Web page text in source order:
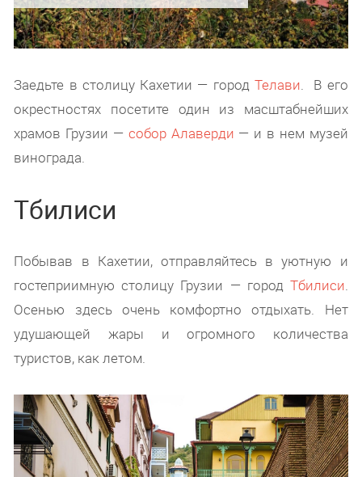
Заедьте в столицу Кахетии — город Телави . В его
окрестностях посетите один из масштабнейших
храмов Грузии — собор Алаверди — и в нем музей
винограда.
Тбилиси
Побывав в Кахетии, отправляйтесь в уютную и
гостеприимную столицу Грузии — город Тбилиси
Осенью здесь очень комфортно отдыхать. Нет
удушающей жары и огромного количества
туристов, как летом.